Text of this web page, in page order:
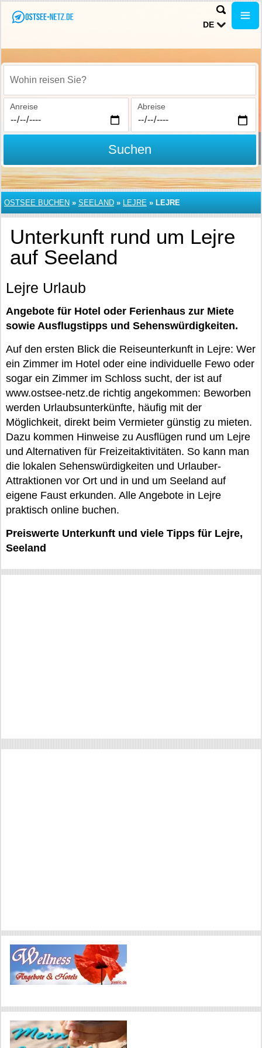
DE
Wohin reisen Sie?
Anreise Abreise
Suchen
OSTSEE BUCHEN » SEELAND » LEJRE » LEJRE
Unterkunft rund um Lejre
auf Seeland
Lejre Urlaub
Angebote für Hotel oder Ferienhaus zur Miete
sowie Ausflugstipps und Sehenswürdigkeiten.
Auf den ersten Blick die Reiseunterkunft in Lejre: Wer
ein Zimmer im Hotel oder eine individuelle Fewo oder
sogar ein Zimmer im Schloss sucht, der ist auf
www.ostsee-netz.de richtig angekommen: Beworben
werden Urlaubsunterkünfte, häufig mit der
Möglichkeit, direkt beim Vermieter günstig zu mieten.
Dazu kommen Hinweise zu Ausflügen rund um Lejre
und Alternativen für Freizeitaktivitäten. So kann man
die lokalen Sehenswürdigkeiten und Urlauber-
Attraktionen vor Ort und in und um Seeland auf
eigene Faust erkunden. Alle Angebote in Lejre
praktisch online buchen.
Preiswerte Unterkunft und viele Tipps für Lejre,
Seeland